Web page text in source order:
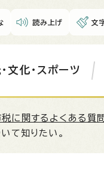
読み上げ 文
文化・スポーツ
税に関するよくある質問
て知りたい。